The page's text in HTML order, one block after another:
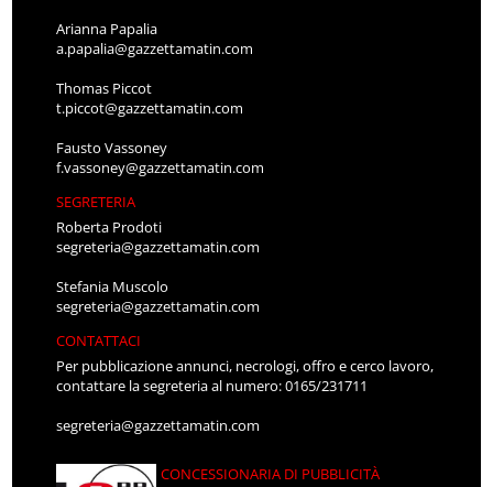
Arianna Papalia
a.papalia@gazzettamatin.com
Thomas Piccot
t.piccot@gazzettamatin.com
Fausto Vassoney
f.vassoney@gazzettamatin.com
SEGRETERIA
Roberta Prodoti
segreteria@gazzettamatin.com
Stefania Muscolo
segreteria@gazzettamatin.com
CONTATTACI
Per pubblicazione annunci, necrologi, offro e cerco lavoro,
contattare la segreteria al numero: 0165/231711
segreteria@gazzettamatin.com
CONCESSIONARIA DI PUBBLICITÀ